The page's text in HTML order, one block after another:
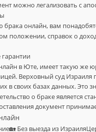
можно легализовать с
брака онлайн, вам
положении, справок о
в Юте, имеет такую же
Верховный суд Израиля
в своих базах данных. Это
о браке является
документ
Без выезда из